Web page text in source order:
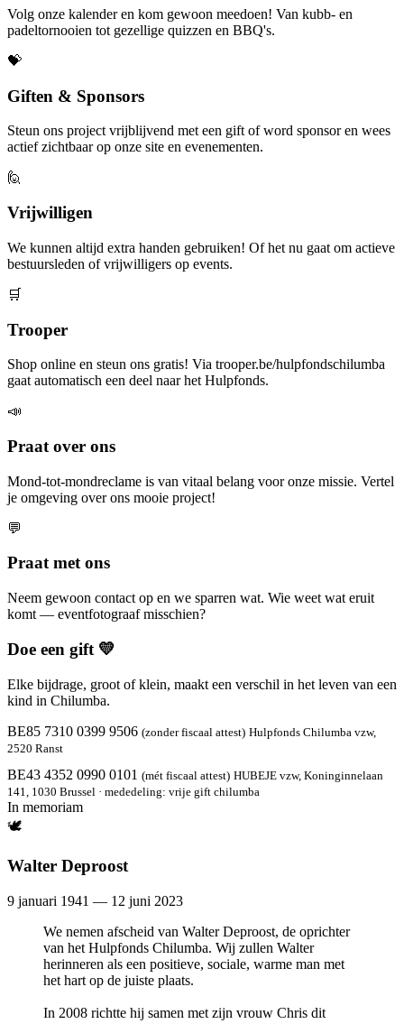
Volg onze kalender en kom gewoon meedoen! Van kubb- en
padeltornooien tot gezellige quizzen en BBQ's.
💝
Giften & Sponsors
Steun ons project vrijblijvend met een gift of word sponsor en wees
actief zichtbaar op onze site en evenementen.
🙋
Vrijwilligen
We kunnen altijd extra handen gebruiken! Of het nu gaat om actieve
bestuursleden of vrijwilligers op events.
🛒
Trooper
Shop online en steun ons gratis! Via trooper.be/hulpfondschilumba
gaat automatisch een deel naar het Hulpfonds.
📣
Praat over ons
Mond-tot-mondreclame is van vitaal belang voor onze missie. Vertel
je omgeving over ons mooie project!
💬
Praat met ons
Neem gewoon contact op en we sparren wat. Wie weet wat eruit
komt — eventfotograaf misschien?
Doe een gift 💛
Elke bijdrage, groot of klein, maakt een verschil in het leven van een
kind in Chilumba.
BE85 7310 0399 9506 (zonder fiscaal attest) Hulpfonds Chilumba vzw,
2520 Ranst
BE43 4352 0990 0101 (mét fiscaal attest) HUBEJE vzw, Koninginnelaan
141, 1030 Brussel · mededeling: vrije gift chilumba
In memoriam
🕊️
Walter Deproost
9 januari 1941 — 12 juni 2023
We nemen afscheid van Walter Deproost, de oprichter
van het Hulpfonds Chilumba. Wij zullen Walter
herinneren als een positieve, sociale, warme man met
het hart op de juiste plaats.
In 2008 richtte hij samen met zijn vrouw Chris dit